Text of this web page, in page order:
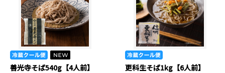
善光寺そば540g【4人前】 更科生そば1kg【6人前】